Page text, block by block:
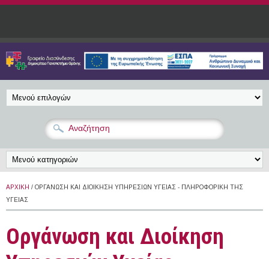
Παράκαμψη προς το κυρίως περιεχόμενο
ΑΡΧΙΚΉ / ΟΡΓΆΝΩΣΗ ΚΑΙ ΔΙΟΊΚΗΣΗ ΥΠΗΡΕΣΙΏΝ ΥΓΕΊΑΣ - ΠΛΗΡΟΦΟΡΙΚΉ ΤΗΣ
ΥΓΕΊΑΣ
Οργάνωση και Διοίκηση